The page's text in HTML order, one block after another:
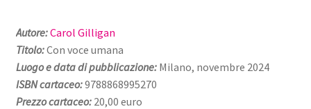
Autore:Carol Gilligan
Titolo:Con voce umana
Luogo e data di pubblicazione:Milano, novembre 2024
ISBN cartaceo:9788868995270
Prezzo cartaceo:20,00 euro